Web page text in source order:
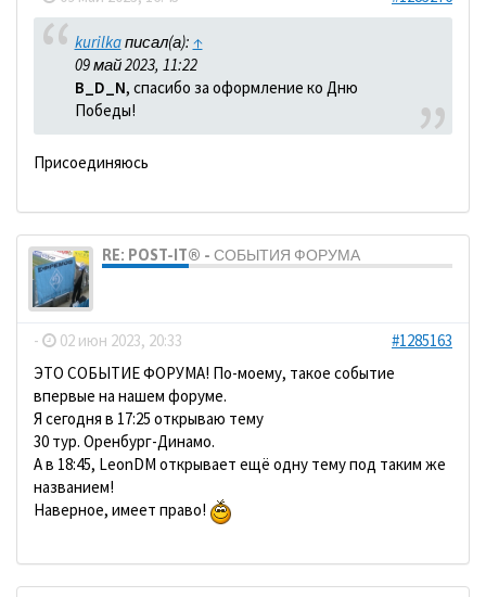
kurilkaписал(а): ↑
09 май 2023, 11:22
B_D_N, спасибо за оформление ко Дню
Победы!
Присоединяюсь
RE: POST-IT® - СОБЫТИЯ ФОРУМА
- 02 июн 2023, 20:33
#1285163
ЭТО СОБЫТИЕ ФОРУМА! По-моему, такое событие
впервые на нашем форуме.
Я сегодня в 17:25 открываю тему
30 тур. Оренбург-Динамо.
А в 18:45, LeonDM открывает ещё одну тему под таким же
названием!
Наверное, имеет право!